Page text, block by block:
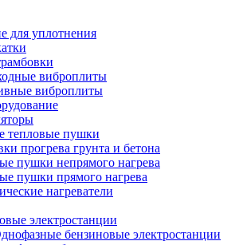
для уплотнения
виброплиты
виброплиты
тепловые пушки
прогрева грунта и бетона
пушки непрямого нагрева
пушки прямого нагрева
нагреватели
электростанции
бензиновые электростанции